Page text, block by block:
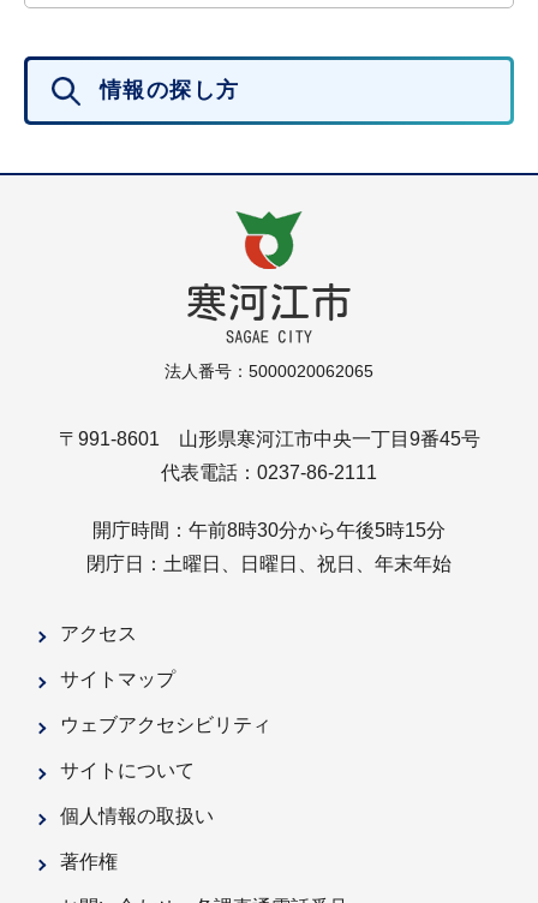
情報の探し方
法人番号：5000020062065
〒991-8601 山形県寒河江市中央一丁目9番45号
代表電話：0237-86-2111
開庁時間：午前8時30分から午後5時15分
閉庁日：土曜日、日曜日、祝日、年末年始
アクセス
サイトマップ
ウェブアクセシビリティ
サイトについて
個人情報の取扱い
著作権